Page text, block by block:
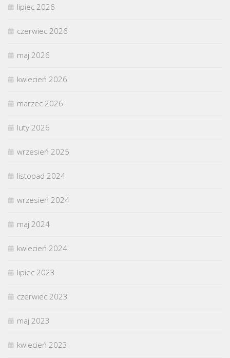
lipiec 2026
czerwiec 2026
maj 2026
kwiecień 2026
marzec 2026
luty 2026
wrzesień 2025
listopad 2024
wrzesień 2024
maj 2024
kwiecień 2024
lipiec 2023
czerwiec 2023
maj 2023
kwiecień 2023